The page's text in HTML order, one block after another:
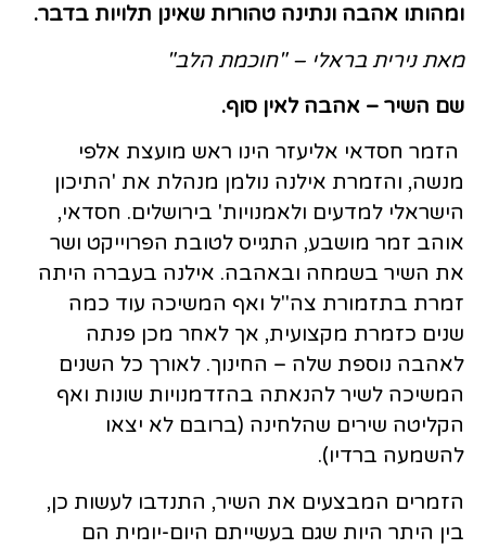
ומהותו אהבה ונתינה טהורות שאינן תלויות בדבר.
מאת נירית בראלי – "חוכמת הלב"
שם השיר – אהבה לאין סוף.
הזמר חסדאי אליעזר הינו ראש מועצת אלפי
מנשה, והזמרת אילנה נולמן מנהלת את 'התיכון
הישראלי למדעים ולאמנויות' בירושלים. חסדאי,
אוהב זמר מושבע, התגייס לטובת הפרוייקט ושר
את השיר בשמחה ובאהבה. אילנה בעברה היתה
זמרת בתזמורת צה"ל ואף המשיכה עוד כמה
שנים כזמרת מקצועית, אך לאחר מכן פנתה
לאהבה נוספת שלה – החינוך. לאורך כל השנים
המשיכה לשיר להנאתה בהזדמנויות שונות ואף
הקליטה שירים שהלחינה (ברובם לא יצאו
להשמעה ברדיו).
הזמרים המבצעים את השיר, התנדבו לעשות כן,
בין היתר היות שגם בעשייתם היום-יומית הם